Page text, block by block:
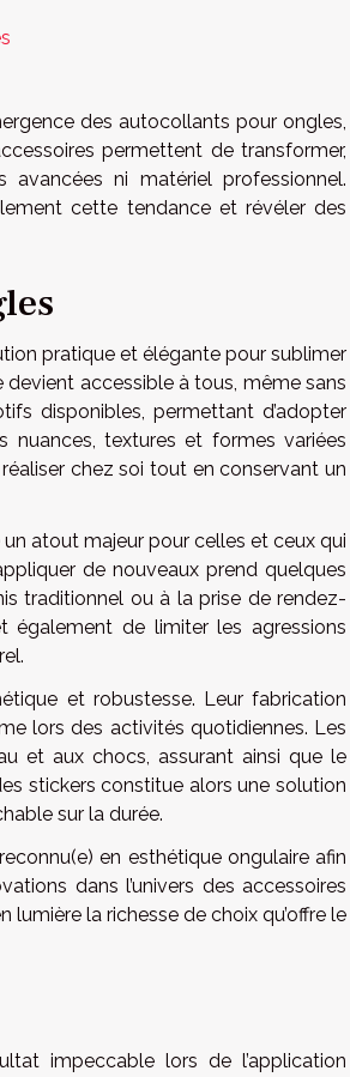
des autocollants pour ongles,
permettent de transformer,
ni matériel professionnel.
cette tendance et révéler des
pratique et élégante pour sublimer
devient accessible à tous, même sans
disponibles, permettant d’adopter
nuances, textures et formes variées
chez soi tout en conservant un
atout majeur pour celles et ceux qui
de nouveaux prend quelques
traditionnel ou à la prise de rendez-
également de limiter les agressions
et robustesse. Leur fabrication
lors des activités quotidiennes. Les
et aux chocs, assurant ainsi que le
stickers constitue alors une solution
sur la durée.
en esthétique ongulaire afin
dans l’univers des accessoires
lumière la richesse de choix qu’offre le
impeccable lors de l’application